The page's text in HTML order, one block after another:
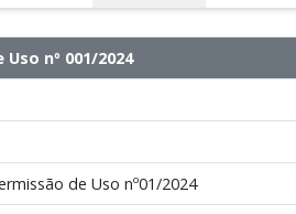
nº 001/2024
de Uso nº01/2024